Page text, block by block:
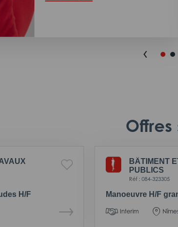
Offres
H/F
BÂTIMENT
PUBLICS
Réf : 084-323305
Manoeuvre H/F
Interim